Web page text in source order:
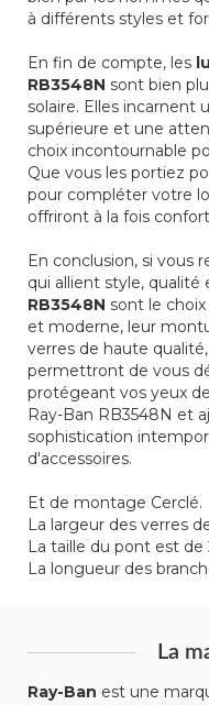
à différents styles et
En fin de compte, les
RB3548N sont bien
solaire. Elles incarnent
supérieure et une
choix incontournable
Que vous les portiez
pour compléter votre
offriront à la fois
En conclusion, si vous
qui allient style, qualité
RB3548N sont le
et moderne, leur
verres de haute
permettront de vous
protégeant vos yeux
Ray-Ban RB3548N et
sophistication
d'accessoires.
Et de montage Cerclé.
La largeur des verres
La taille du pont est de
La longueur des
La
Ray-Ban est une